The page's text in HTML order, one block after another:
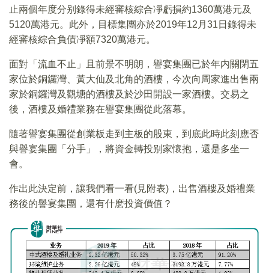
止兩個年度分别錄得未經審核綜合凈虧損約1360萬港元及
5120萬港元。此外，目標集團亦於2019年12月31日錄得未
經審核綜合負債凈額7320萬港元。
面對「流血不止」且前景不明朗，譽宴集團已於年内關閉五
家位於銅鑼灣、黃大仙及北角的酒樓，今次向周家進出售兩
家於銅鑼灣及觀塘的酒樓及於沙田開設一家酒樓。交易之
後，酒樓及婚禮業務在譽宴集團從此落幕。
隨著譽宴集團從創業板走到主板的股東，到底此時此刻應否
與譽宴集團「分手」，將資金轉投别家懷抱，還是多坐一
會。
作出此決定前，讓我們看一看(見附表)，出售酒樓及婚禮業
務後的譽宴集團，還有什麽投資價值？